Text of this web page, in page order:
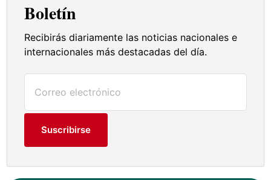
Boletín
Recibirás diariamente las noticias nacionales e
internacionales más destacadas del día.
Suscribirse